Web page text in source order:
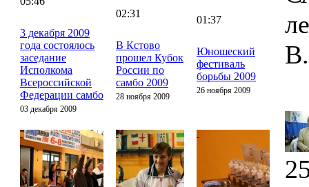
3 декабря 2009
года состоялось
заседание
Исполкома
Всероссийской
Федерации самбо
03 декабря 2009
02:31
В Кстово
прошел Кубок
России по
самбо 2009
28 ноября 2009
01:37
Юношеский
фестиваль
борьбы 2009
26 ноября 2009